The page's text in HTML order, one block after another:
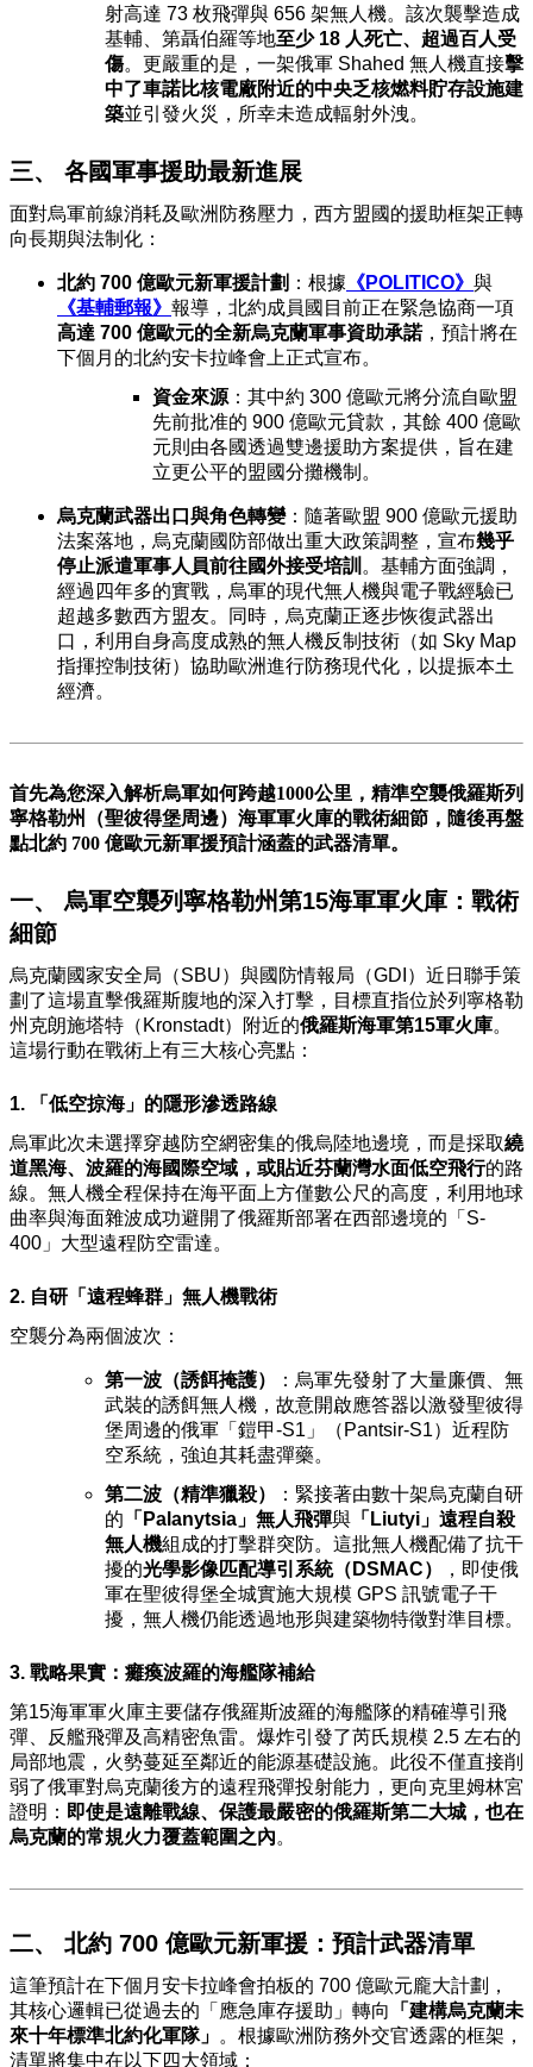
射高達 73 枚飛彈與 656 架無人機。該次襲擊造成
基輔、第聶伯羅等地至少 18 人死亡、超過百人受
傷。更嚴重的是，一架俄軍 Shahed 無人機直接擊
中了車諾比核電廠附近的中央乏核燃料貯存設施建
築並引發火災，所幸未造成輻射外洩。
三、 各國軍事援助最新進展
面對烏軍前線消耗及歐洲防務壓力，西方盟國的援助框架正轉
向長期與法制化：
北約 700 億歐元新軍援計劃 ：根據 《POLITICO》 與
《基輔郵報》 報導，北約成員國目前正在緊急協商一項
高達 700 億歐元的全新烏克蘭軍事資助承諾，預計將在
下個月的北約安卡拉峰會上正式宣布。
資金來源 ：其中約 300 億歐元將分流自歐盟
先前批准的 900 億歐元貸款，其餘 400 億歐
元則由各國透過雙邊援助方案提供，旨在建
立更公平的盟國分攤機制。
烏克蘭武器出口與角色轉變：隨著歐盟 900 億歐元援助
法案落地，烏克蘭國防部做出重大政策調整，宣布幾乎
停止派遣軍事人員前往國外接受培訓 。基輔方面強調，
經過四年多的實戰，烏軍的現代無人機與電子戰經驗已
超越多數西方盟友。同時，烏克蘭正逐步恢復武器出
口，利用自身高度成熟的無人機反制技術（如 Sky Map
指揮控制技術）協助歐洲進行防務現代化，以提振本土
經濟。
首先為您深入解析烏軍如何跨越1000公里，精準空襲俄羅斯列
寧格勒州（聖彼得堡周邊）海軍軍火庫的戰術細節，隨後再盤
點北約 700 億歐元新軍援預計涵蓋的武器清單。
一、 烏軍空襲列寧格勒州第15海軍軍火庫：戰術
細節
烏克蘭國家安全局（SBU）與國防情報局（GDI）近日聯手策
劃了這場直擊俄羅斯腹地的深入打擊，目標直指位於列寧格勒
州克朗施塔特（Kronstadt）附近的俄羅斯海軍第15軍火庫。
這場行動在戰術上有三大核心亮點：
1. 「低空掠海」的隱形滲透路線
烏軍此次未選擇穿越防空網密集的俄烏陸地邊境，而是採取繞
道黑海、波羅的海國際空域，或貼近芬蘭灣水面低空飛行的路
線。無人機全程保持在海平面上方僅數公尺的高度，利用地球
曲率與海面雜波成功避開了俄羅斯部署在西部邊境的「S-
400」大型遠程防空雷達。
2. 自研「遠程蜂群」無人機戰術
空襲分為兩個波次：
第一波（誘餌掩護）
：烏軍先發射了大量廉價、無
武裝的誘餌無人機，故意開啟應答器以激發聖彼得
堡周邊的俄軍「鎧甲-S1」（Pantsir-S1）近程防
空系統，強迫其耗盡彈藥。
第二波（精準獵殺）
：緊接著由數十架烏克蘭自研
的 「Palanytsia」無人飛彈與 「Liutyi」遠程自殺
無人機組成的打擊群突防。這批無人機配備了抗干
擾的光學影像匹配導引系統（DSMAC）
，即使俄
軍在聖彼得堡全城實施大規模 GPS 訊號電子干
擾，無人機仍能透過地形與建築物特徵對準目標。
3. 戰略果實：癱瘓波羅的海艦隊補給
第15海軍軍火庫主要儲存俄羅斯波羅的海艦隊的精確導引飛
彈、反艦飛彈及高精密魚雷。爆炸引發了芮氏規模 2.5 左右的
局部地震，火勢蔓延至鄰近的能源基礎設施。此役不僅直接削
弱了俄軍對烏克蘭後方的遠程飛彈投射能力，更向克里姆林宮
證明： 即使是遠離戰線、保護最嚴密的俄羅斯第二大城，也在
烏克蘭的常規火力覆蓋範圍之內。
二、 北約 700 億歐元新軍援：預計武器清單
這筆預計在下個月安卡拉峰會拍板的 700 億歐元龐大計劃，
其核心邏輯已從過去的「應急庫存援助」轉向
「建構烏克蘭未
來十年標準北約化軍隊」 。根據歐洲防務外交官透露的框架，
清單將集中在以下四大領域：